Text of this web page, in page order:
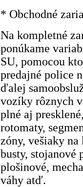
* Obchodné
Na kompletné
ponúkame
SU, pomocou
predajné police
ďalej
vozíky rôznych
plné aj
rotomaty,
zóny, vešiaky
busty, stojanové
plošinové,
váhy atď.